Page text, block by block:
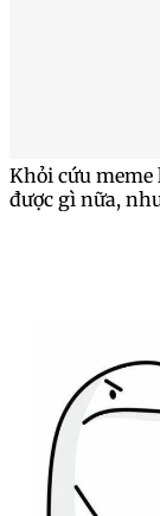
Khỏi cứu
được gì nữa,